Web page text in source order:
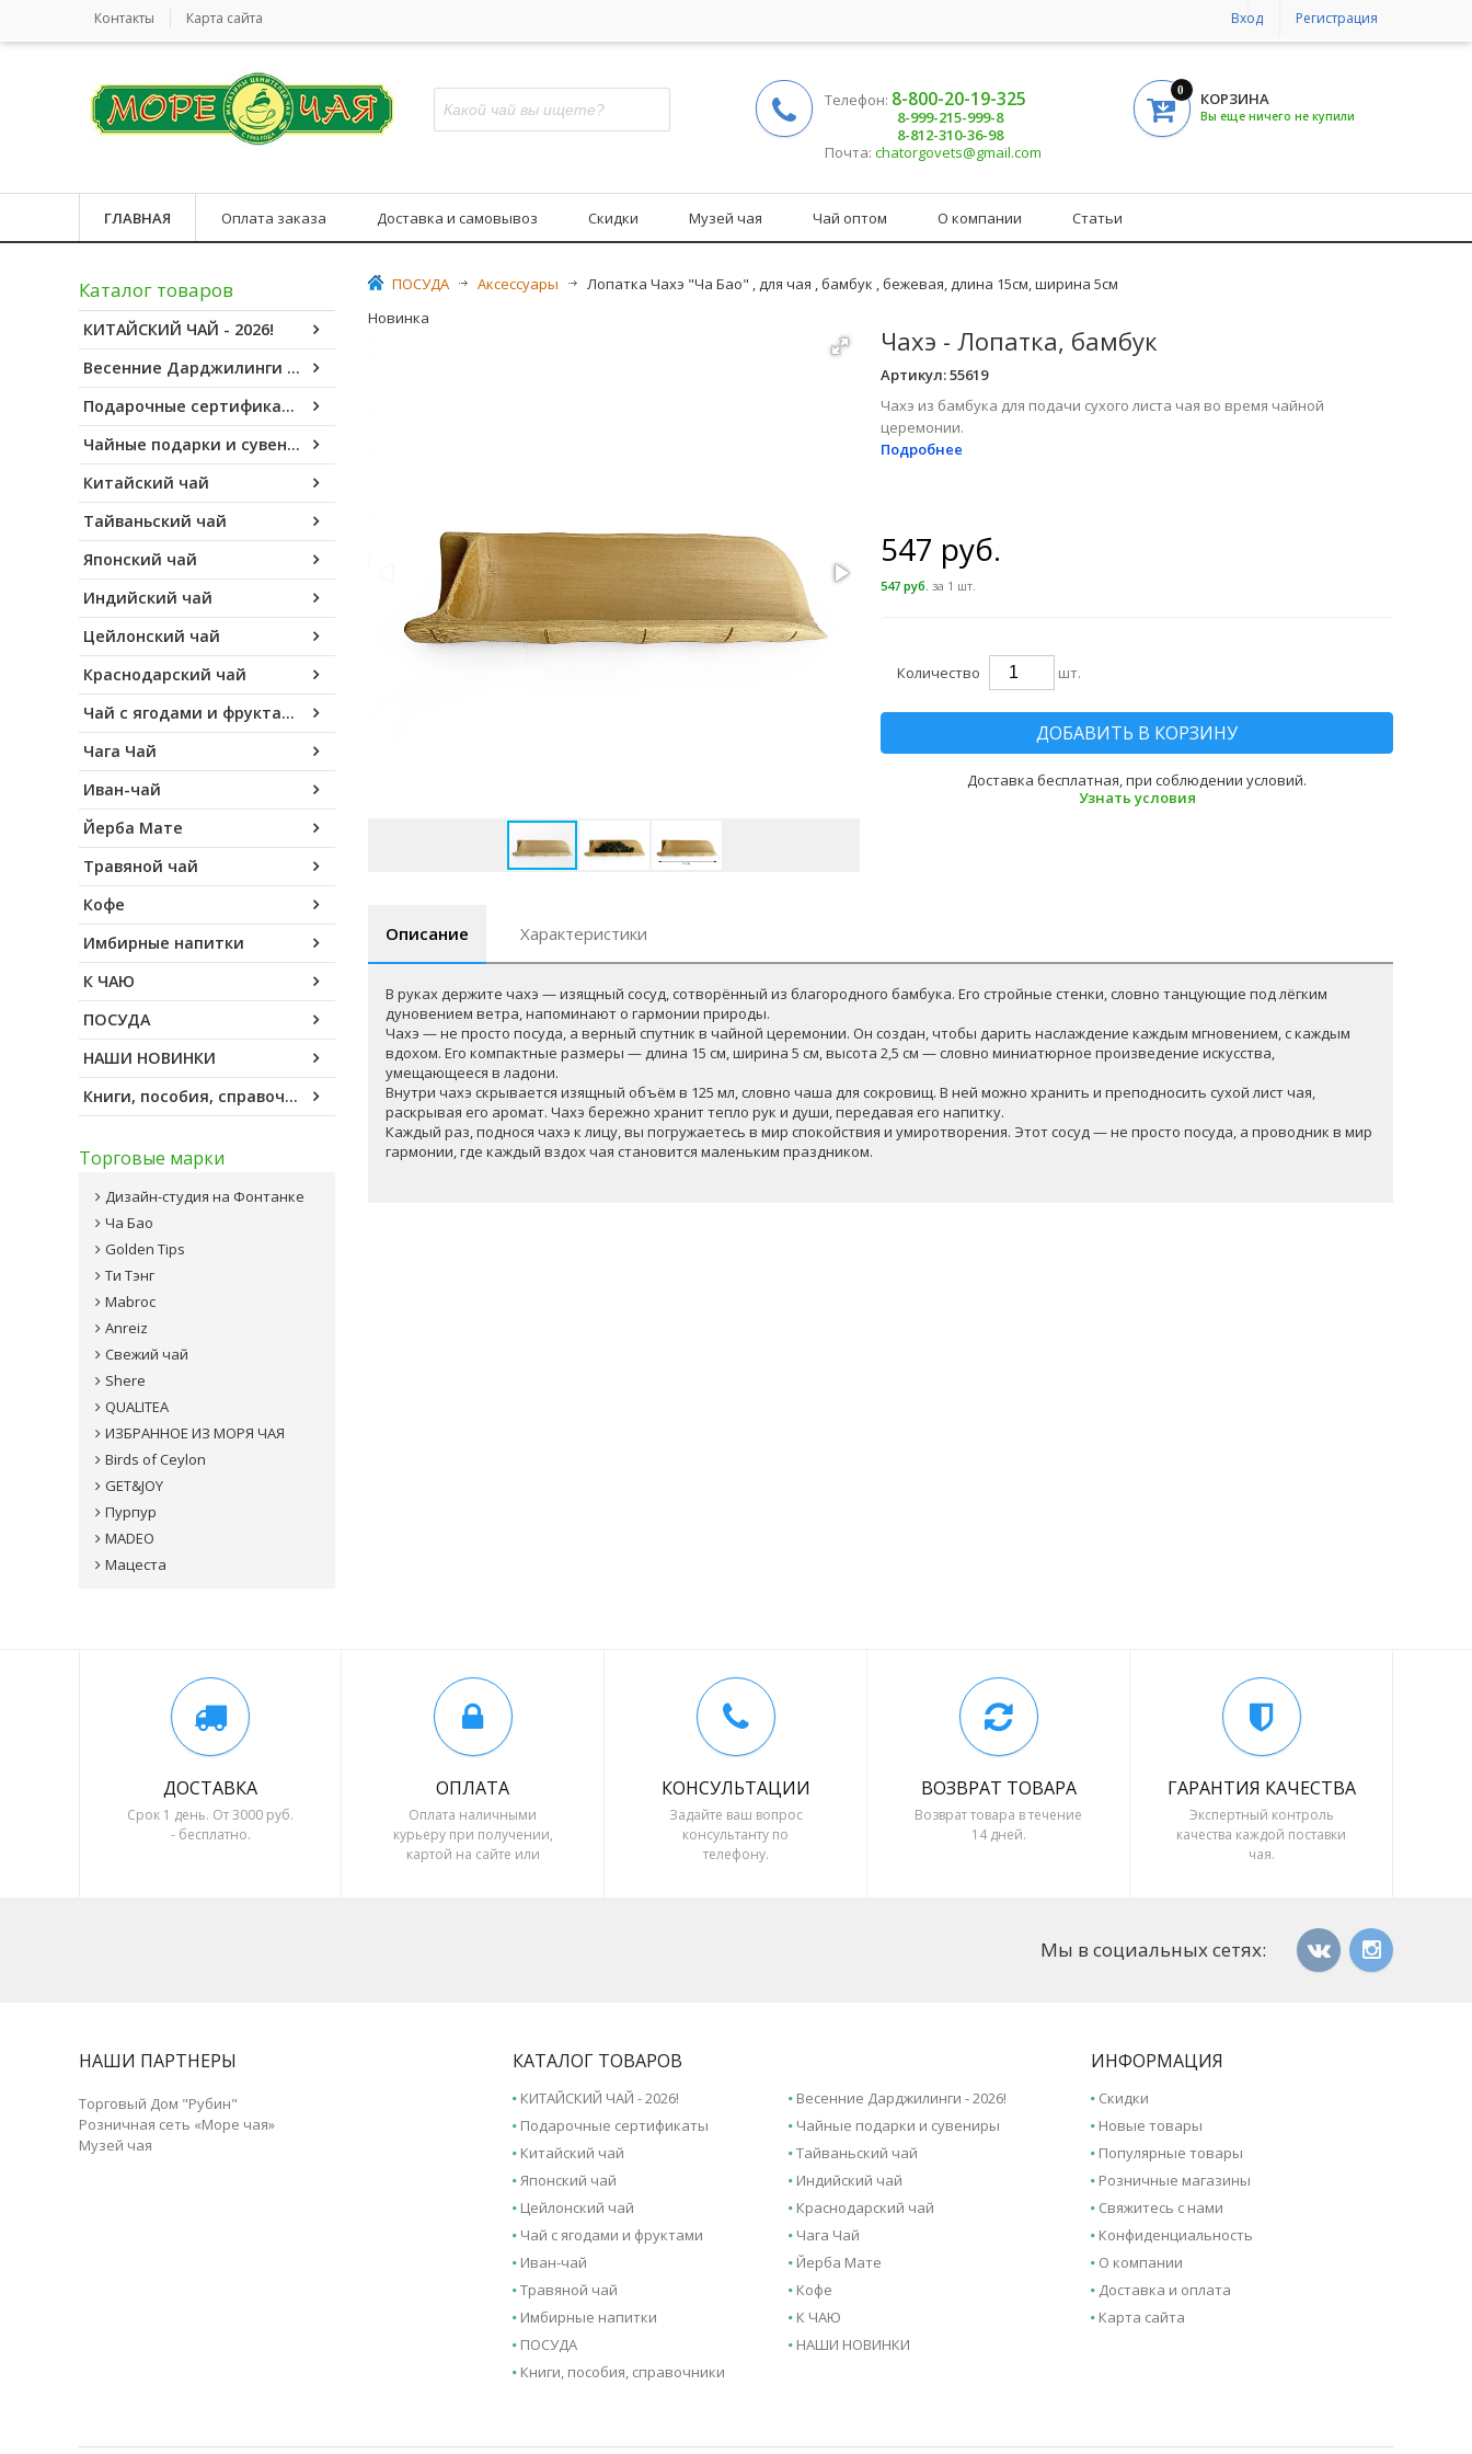
Контакты Карта сайта Регистрация
Вход
Телефон: 8-800-20-19-325
8-999-215-999-8
8-812-310-36-98
Почта: chatorgovets@gmail.com
0 КОРЗИНА
Вы еще ничего не купили
ГЛАВНАЯ Оплата заказа Доставка и самовывоз Скидки Музей чая Чай оптом О компании Статьи
Каталог товаров
КИТАЙСКИЙ ЧАЙ - 2026!
Весенние Дарджилинги - 2026!
Подарочные сертификаты
Чайные подарки и сувениры
Китайский чай
Тайваньский чай
Японский чай
Индийский чай
Цейлонский чай
Краснодарский чай
Чай с ягодами и фруктами
Чага Чай
Иван-чай
Йерба Мате
Травяной чай
Кофе
Имбирные напитки
К ЧАЮ
ПОСУДА
НАШИ НОВИНКИ
Книги, пособия, справочники
Торговые марки
Дизайн-студия на Фонтанке
Ча Бао
Golden Tips
Ти Тэнг
Mabroc
Anreiz
Свежий чай
Shere
QUALITEA
ИЗБРАННОЕ ИЗ МОРЯ ЧАЯ
Birds of Ceylon
GET&JOY
Пурпур
MADEO
Мацеста
ПОСУДА >
Аксессуары >
Лопатка Чахэ "Ча Бао" , для чая , бамбук , бежевая, длина 15см, ширина 5см
Новинка
Чахэ - Лопатка, бамбук
Артикул:55619
Чахэ из бамбука для подачи сухого листа чая во время чайной
церемонии.
Подробнее
547 руб.
547 руб. за 1 шт.
Количество шт.
ДОБАВИТЬ В КОРЗИНУ
Доставка бесплатная, при соблюдении условий.
Узнать условия
Описание Характеристики
В руках держите чахэ — изящный сосуд, сотворённый из благородного бамбука. Его стройные стенки, словно танцующие под лёгким
дуновением ветра, напоминают о гармонии природы.
Чахэ — не просто посуда, а верный спутник в чайной церемонии. Он создан, чтобы дарить наслаждение каждым мгновением, с каждым
вдохом. Его компактные размеры — длина 15 см, ширина 5 см, высота 2,5 см — словно миниатюрное произведение искусства,
умещающееся в ладони.
Внутри чахэ скрывается изящный объём в 125 мл, словно чаша для сокровищ. В ней можно хранить и преподносить сухой лист чая,
раскрывая его аромат. Чахэ бережно хранит тепло рук и души, передавая его напитку.
Каждый раз, поднося чахэ к лицу, вы погружаетесь в мир спокойствия и умиротворения. Этот сосуд — не просто посуда, а проводник в мир
гармонии, где каждый вздох чая становится маленьким праздником.
ДОСТАВКА
Срок 1 день. От 3000 руб.
- бесплатно.
ОПЛАТА
Оплата наличными
курьеру при получении,
картой на сайте или
КОНСУЛЬТАЦИИ
Задайте ваш вопрос
консультанту по
телефону.
ВОЗВРАТ ТОВАРА
Возврат товара в течение
14 дней.
ГАРАНТИЯ КАЧЕСТВА
Экспертный контроль
качества каждой поставки
чая.
Мы в социальных сетях:
НАШИ ПАРТНЕРЫ
Торговый Дом "Рубин"
Розничная сеть «Море чая»
Музей чая
КАТАЛОГ ТОВАРОВ
КИТАЙСКИЙ ЧАЙ - 2026!
Весенние Дарджилинги - 2026!
Подарочные сертификаты
Чайные подарки и сувениры
Китайский чай
Тайваньский чай
Японский чай
Индийский чай
Цейлонский чай
Краснодарский чай
Чай с ягодами и фруктами
Чага Чай
Иван-чай
Йерба Мате
Травяной чай
Кофе
Имбирные напитки
К ЧАЮ
ПОСУДА
НАШИ НОВИНКИ
Книги, пособия, справочники
ИНФОРМАЦИЯ
Скидки
Новые товары
Популярные товары
Розничные магазины
Свяжитесь с нами
Конфиденциальность
О компании
Доставка и оплата
Карта сайта